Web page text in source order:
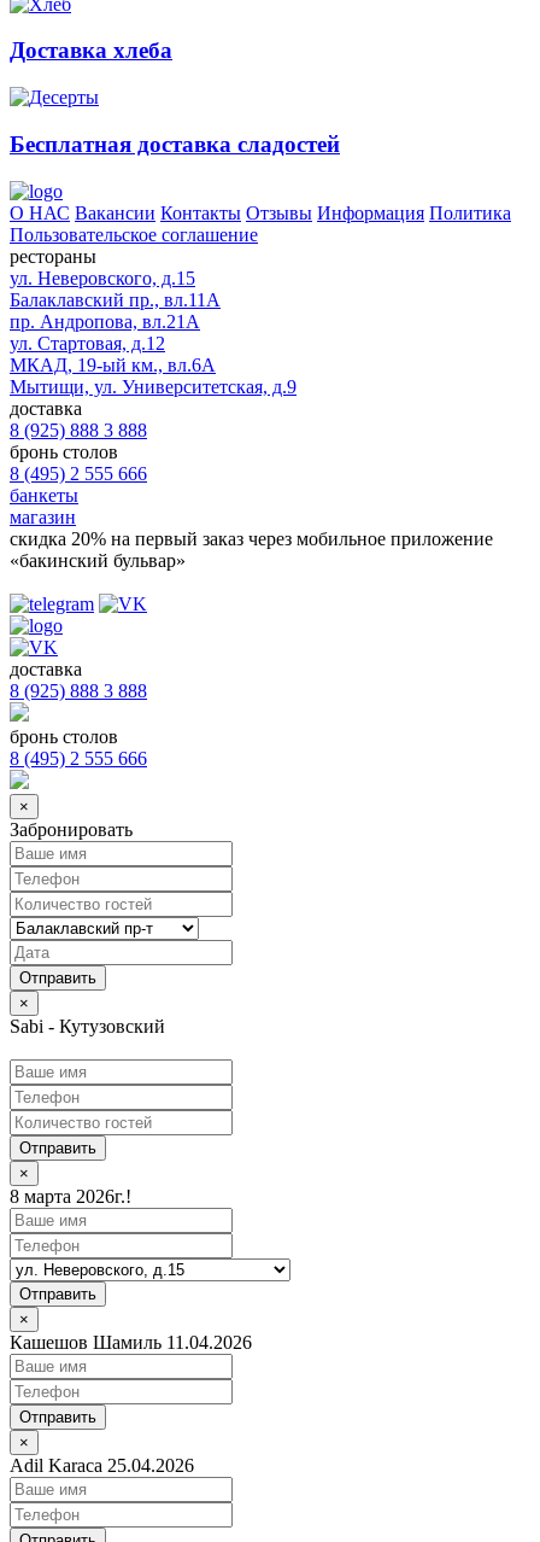
Доставка хлеба
Бесплатная доставка сладостей
О НАС Вакансии Контакты Отзывы Информация Политика
Пользовательское соглашение
рестораны
ул. Неверовского, д.15
Балаклавский пр., вл.11А
пр. Андропова, вл.21А
ул. Стартовая, д.12
МКАД, 19-ый км., вл.6А
Мытищи, ул. Университетская, д.9
доставка
8 (925) 888 3 888
бронь столов
8 (495) 2 555 666
банкеты
магазин
скидка 20% на первый заказ через мобильное приложение
«бакинский бульвар»
доставка
8 (925) 888 3 888
бронь столов
8 (495) 2 555 666
×
Забронировать
×
Sabi - Кутузовский
Отправить
×
8 марта 2026г.!
Отправить
×
Кашешов Шамиль 11.04.2026
Отправить
×
Adil Karaca 25.04.2026